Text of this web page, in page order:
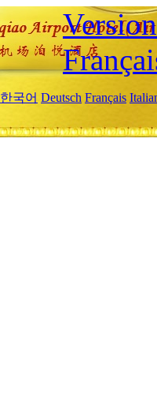
한국어 Deutsch Français